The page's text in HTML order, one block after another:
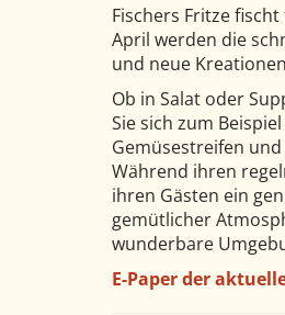
Fischers Fritze
April werden die
und neue
Ob in Salat oder
Sie sich zum
Gemüsestreifen
Während ihren
ihren Gästen ein
gemütlicher
wunderbare
E-Paper der